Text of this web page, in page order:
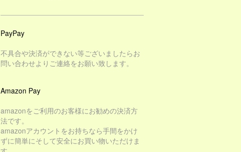
PayPay
不具合や決済ができない等ございましたらお
問い合わせよりご連絡をお願い致します。
Amazon Pay
amazonをご利用のお客様にお勧めの決済方
法です。
amazonアカウントをお持ちなら手間をかけ
ずに簡単にそして安全にお買い物いただけま